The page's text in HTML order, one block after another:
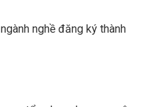
nghề đăng ký thành